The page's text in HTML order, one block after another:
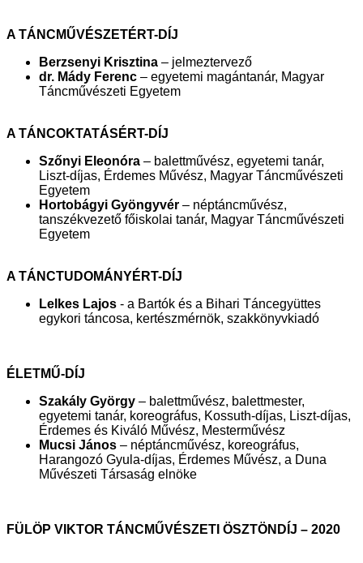
A TÁNCMŰVÉSZETÉRT-DÍJ
Berzsenyi Krisztina – jelmeztervező
dr. Mády Ferenc – egyetemi magántanár, Magyar
Táncművészeti Egyetem
A TÁNCOKTATÁSÉRT-DÍJ
Szőnyi Eleonóra – balettművész, egyetemi tanár,
Liszt-díjas, Érdemes Művész, Magyar Táncművészeti
Egyetem
Hortobágyi Gyöngyvér – néptáncművész,
tanszékvezető főiskolai tanár, Magyar Táncművészeti
Egyetem
A TÁNCTUDOMÁNYÉRT-DÍJ
Lelkes Lajos - a Bartók és a Bihari Táncegyüttes
egykori táncosa, kertészmérnök, szakkönyvkiadó
ÉLETMŰ-DÍJ
Szakály György – balettművész, balettmester,
egyetemi tanár, koreográfus, Kossuth-díjas, Liszt-díjas,
Érdemes és Kiváló Művész, Mesterművész
Mucsi János – néptáncművész, koreográfus,
Harangozó Gyula-díjas, Érdemes Művész, a Duna
Művészeti Társaság elnöke
FÜLÖP VIKTOR TÁNCMŰVÉSZETI ÖSZTÖNDÍJ – 2020